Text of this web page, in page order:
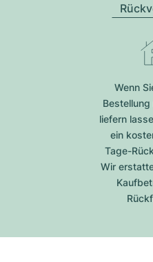
Wenn
Bestellung
liefern
ein
Tage-
Wir